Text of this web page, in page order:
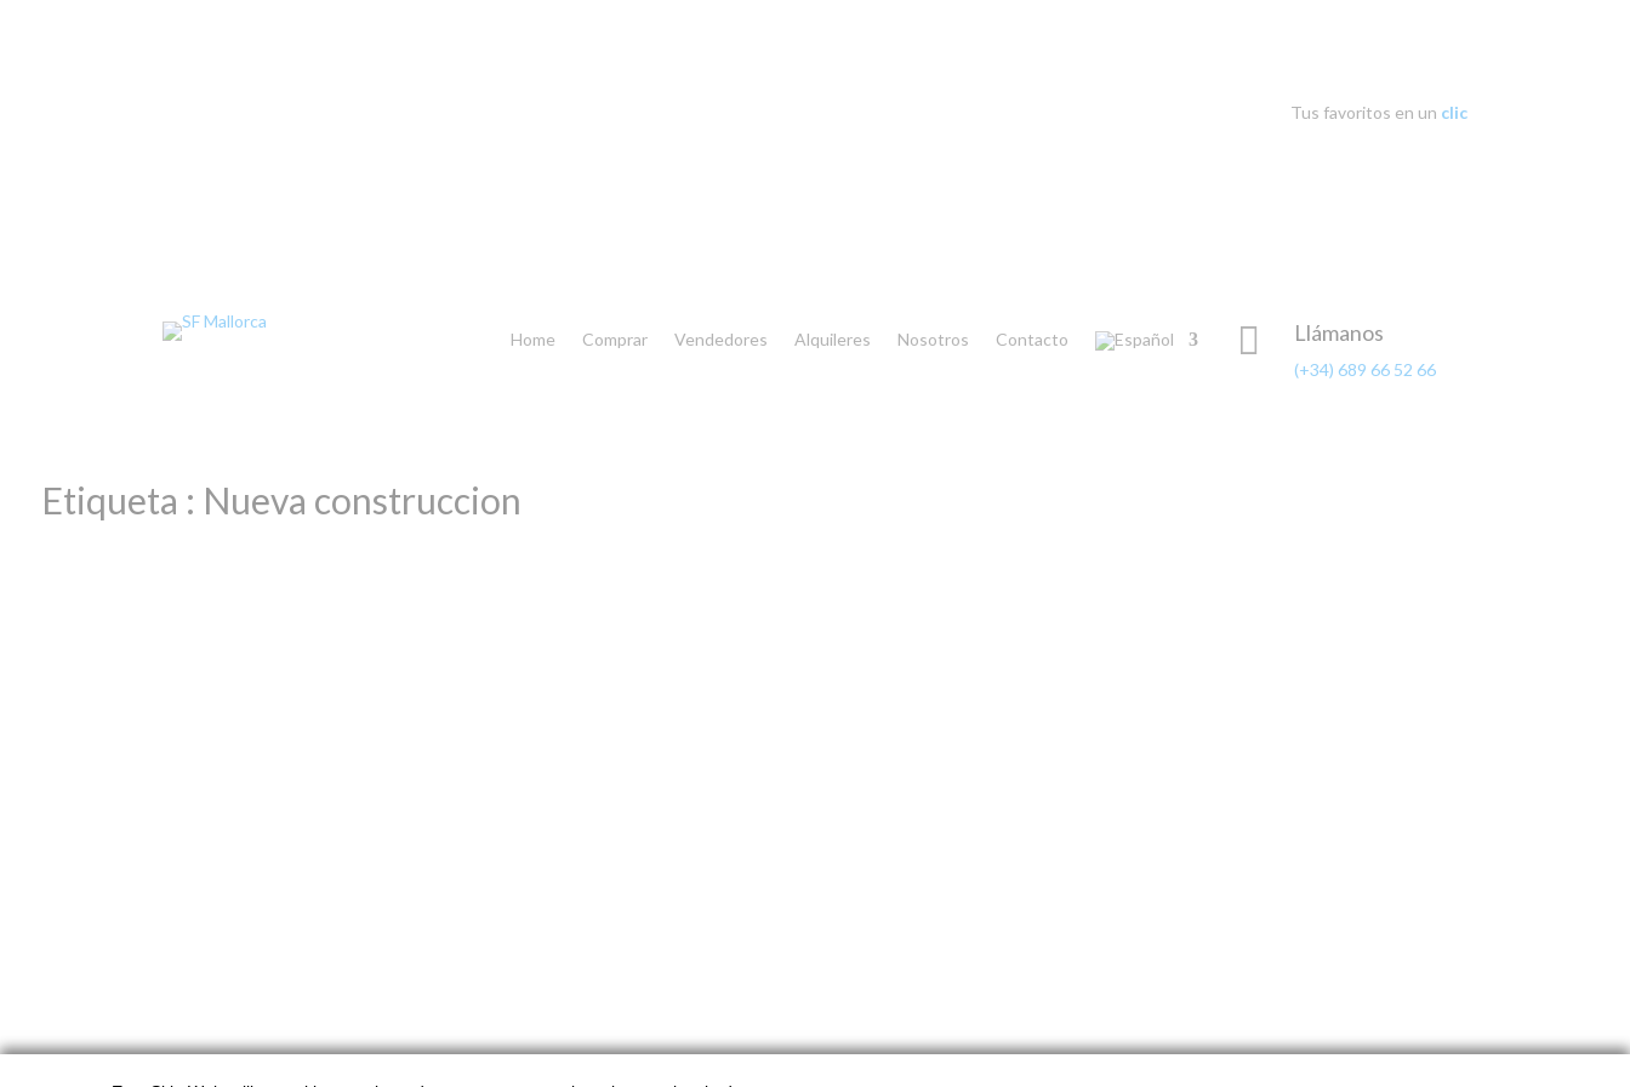
Tus favoritos en un clic
Home Comprar Vendedores Alquileres Nosotros Contacto  Llámanos
(+34) 689 66 52 66
Etiqueta : Nueva construccion